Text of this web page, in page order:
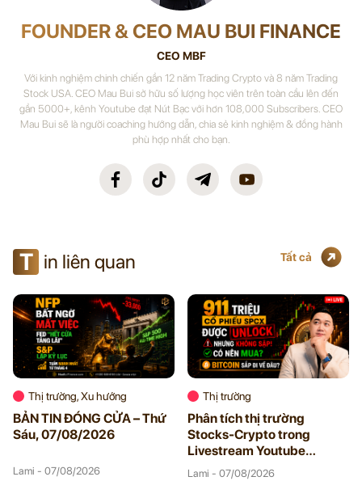
FOUNDER & CEO MAU BUI FINANCE
CEO MBF
Với kinh nghiệm chinh chiến gần 12 năm Trading Crypto và 8 năm Trading
Stock USA. CEO Mau Bui sở hữu số lượng học viên trên toàn cầu lên đến
gần 5000+, kênh Youtube đạt Nút Bạc với hơn 108,000 Subscribers. CEO
Mau Bui sẽ là người coaching hướng dẫn, chia sẻ kinh nghiệm & đồng hành
phù hợp nhất cho bạn.
T in liên quan Tất cả
Thị trường, Xu hướng
BẢN TIN ĐÓNG CỬA – Thứ
Sáu, 07/08/2026
Lami - 07/08/2026
Thị trường
Phân tích thị trường
Stocks-Crypto trong
Livestream Youtube
08/06/2026
Lami - 07/08/2026